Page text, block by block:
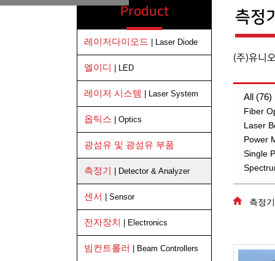
Product
레이저다이오드 | Laser Diode
엘이디 | LED
레이저 시스템 | Laser System
옵틱스 | Optics
광섬유 및 광섬유 부품
측정기 | Detector & Analyzer
센서 | Sensor
전자장치 | Electronics
빔컨트롤러 | Beam Controllers
측정
(주)유니
All (76)
Fiber
Laser
Power
Single
측정